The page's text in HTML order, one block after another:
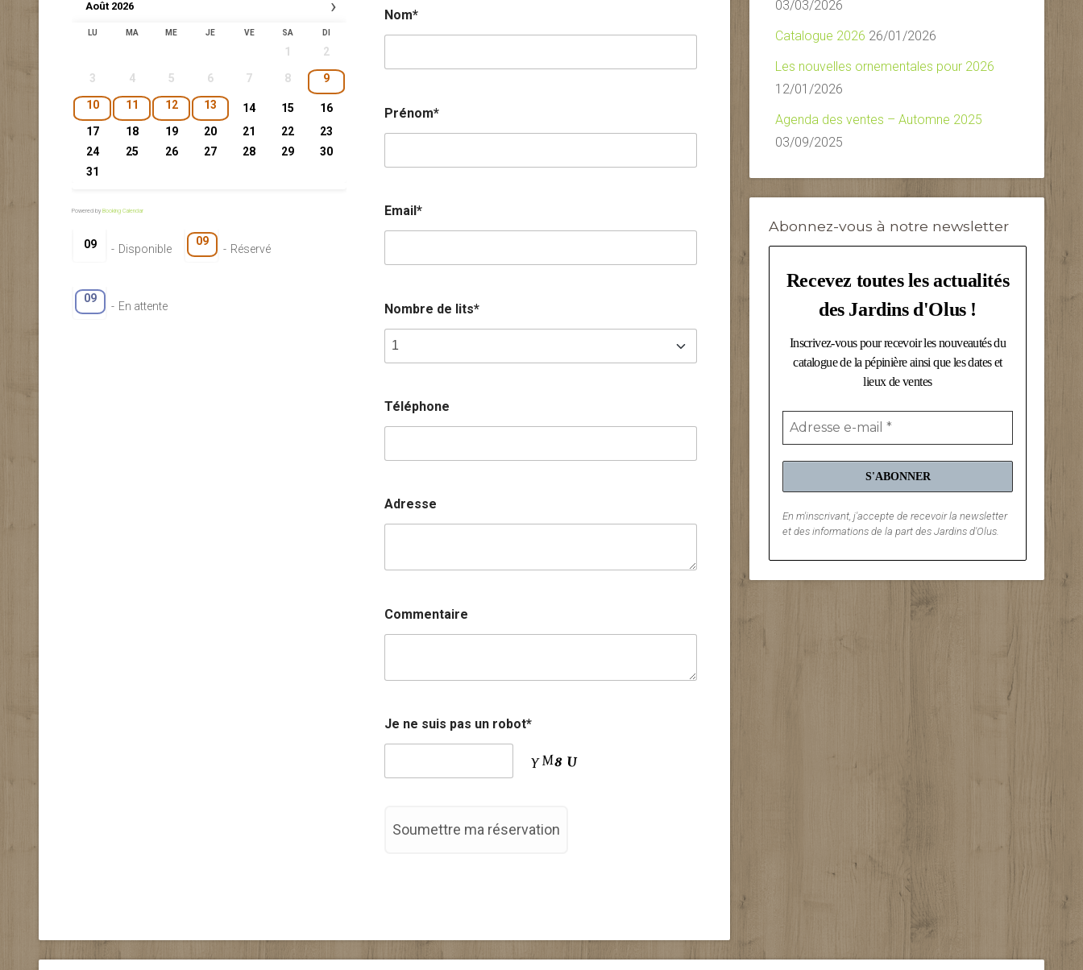
›
Août 2026
LU MA ME JE VE SA DI
1 2
3 4 5 6 7 8 9
10 11 12 13 14 15
16
17
18 19 20 21 22
23
24
25 26 27 28 29
30
31
Powered by Booking Calendar
09 - Disponible
09
- Réservé
09
- En attente
Nom*
Prénom*
Email*
Nombre de lits*
Téléphone
Adresse
Commentaire
Je ne suis pas un robot*
03/03/2026
Catalogue 2026 26/01/2026
Les nouvelles ornementales pour 2026
12/01/2026
Agenda des ventes – Automne 2025
03/09/2025
Abonnez-vous à notre newsletter
Recevez toutes les actualités
des Jardins d'Olus !
Inscrivez-vous pour recevoir les nouveautés du
catalogue de la pépinière ainsi que les dates et
lieux de ventes
En m'inscrivant, j'accepte de recevoir la newsletter
et des informations de la part des Jardins d'Olus.